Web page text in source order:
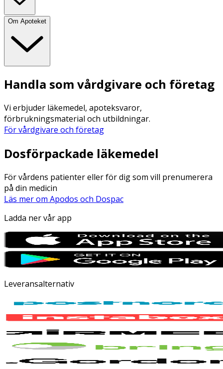
Om Apoteket
Handla som vårdgivare och företag
Vi erbjuder läkemedel, apoteksvaror,
förbrukningsmaterial och utbildningar.
För vårdgivare och företag
Dosförpackade läkemedel
För vårdens patienter eller för dig som vill prenumerera
på din medicin
Läs mer om Apodos och Dospac
Ladda ner vår app
Leveransalternativ